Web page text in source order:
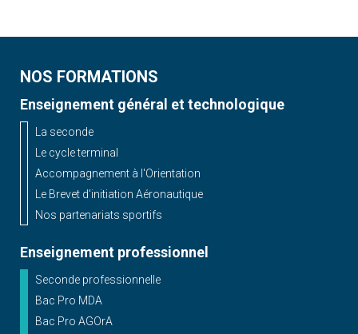
NOS FORMATIONS
Enseignement général et technologique
La seconde
Le cycle terminal
Accompagnement à l'Orientation
Le Brevet d'initiation Aéronautique
Nos partenariats sportifs
Enseignement professionnel
Seconde professionnelle
Bac Pro MDA
Bac Pro AGOrA